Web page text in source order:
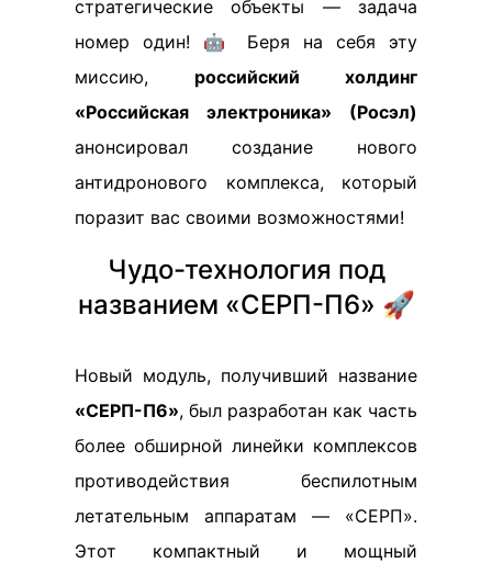
стратегические объекты — задача
номер один! 🤖 Беря на себя эту
миссию, российский холдинг
«Российская электроника» (Росэл)
анонсировал создание нового
антидронового комплекса, который
поразит вас своими возможностями!
Чудо-технология под
названием «СЕРП-П6» 🚀
Новый модуль, получивший название
«СЕРП-П6», был разработан как часть
более обширной линейки комплексов
противодействия беспилотным
летательным аппаратам — «СЕРП».
Этот компактный и мощный